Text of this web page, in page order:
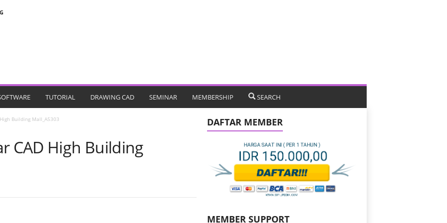
TUTORIAL DRAWING CAD SEMINAR MEMBERSHIP SEARCH
Building Mall_A5303
CAD High Building
DAFTAR MEMBER
MEMBER SUPPORT